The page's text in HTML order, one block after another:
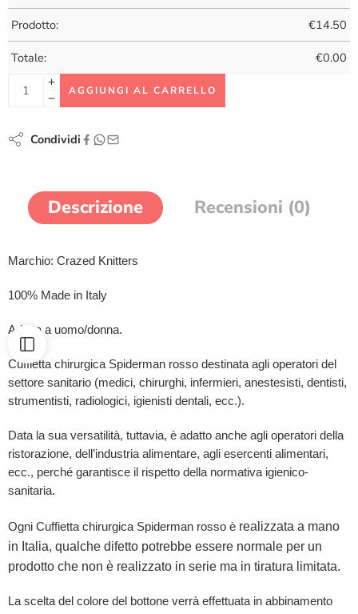
Prodotto: €14.50
Totale: €0.00
AGGIUNGI AL CARRELLO
Condividi
Descrizione Recensioni (0)
Marchio: Crazed Knitters
100% Made in Italy
Adatta a uomo/donna.
Cuffietta chirurgica Spiderman rosso destinata agli operatori del
settore sanitario (medici, chirurghi, infermieri, anestesisti, dentisti,
strumentisti, radiologici, igienisti dentali, ecc.).
Data la sua versatilità, tuttavia, è adatto anche agli operatori della
ristorazione, dell’industria alimentare, agli esercenti alimentari,
ecc., perché garantisce il rispetto della normativa igienico-
sanitaria.
Ogni Cuffietta chirurgica Spiderman rosso è realizzata a mano
in Italia, qualche difetto potrebbe essere normale per un
prodotto che non è realizzato in serie ma in tiratura limitata.
La scelta del colore del bottone verrà effettuata in abbinamento